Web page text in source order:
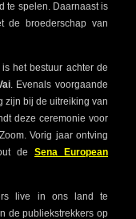
te spelen. Daarnaast is
de broederschap van
het bestuur achter de
. Evenals voorgaande
zijn bij de uitreiking van
deze ceremonie voor
Vorig jaar ontving
de Sena European
live in ons land te
de publiekstrekkers op